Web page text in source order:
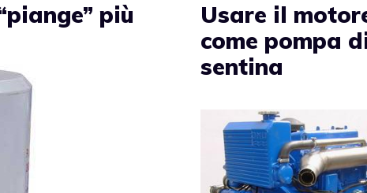
più
Usare il
come pompa
sentina